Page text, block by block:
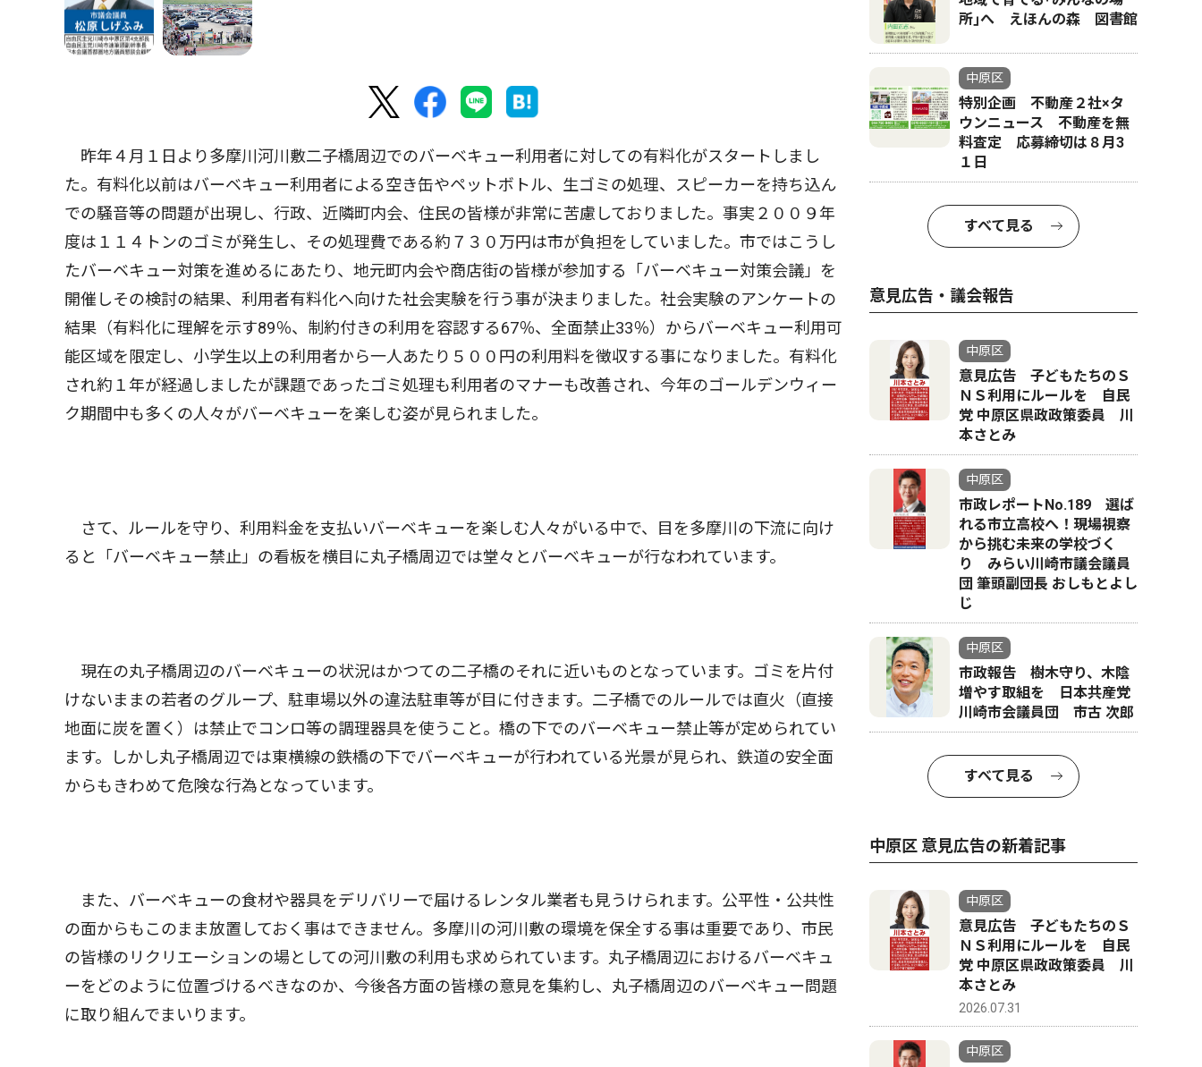
昨年４月１日より多摩川河川敷二子橋周辺でのバーベキュー利用者に対しての有料化がスタートしまし
た。有料化以前はバーベキュー利用者による空き缶やペットボトル、生ゴミの処理、スピーカーを持ち込ん
での騒音等の問題が出現し、行政、近隣町内会、住民の皆様が非常に苦慮しておりました。事実２００９年
度は１１４トンのゴミが発生し、その処理費である約７３０万円は市が負担をしていました。市ではこうし
たバーベキュー対策を進めるにあたり、地元町内会や商店街の皆様が参加する「バーベキュー対策会議」を
開催しその検討の結果、利用者有料化へ向けた社会実験を行う事が決まりました。社会実験のアンケートの
結果（有料化に理解を示す89％、制約付きの利用を容認する67％、全面禁止33％）からバーベキュー利用可
能区域を限定し、小学生以上の利用者から一人あたり５００円の利用料を徴収する事になりました。有料化
され約１年が経過しましたが課題であったゴミ処理も利用者のマナーも改善され、今年のゴールデンウィー
ク期間中も多くの人々がバーベキューを楽しむ姿が見られました。
さて、ルールを守り、利用料金を支払いバーベキューを楽しむ人々がいる中で、目を多摩川の下流に向け
ると「バーベキュー禁止」の看板を横目に丸子橋周辺では堂々とバーベキューが行なわれています。
現在の丸子橋周辺のバーベキューの状況はかつての二子橋のそれに近いものとなっています。ゴミを片付
けないままの若者のグループ、駐車場以外の違法駐車等が目に付きます。二子橋でのルールでは直火（直接
地面に炭を置く）は禁止でコンロ等の調理器具を使うこと。橋の下でのバーベキュー禁止等が定められてい
ます。しかし丸子橋周辺では東横線の鉄橋の下でバーベキューが行われている光景が見られ、鉄道の安全面
からもきわめて危険な行為となっています。
また、バーベキューの食材や器具をデリバリーで届けるレンタル業者も見うけられます。公平性・公共性
の面からもこのまま放置しておく事はできません。多摩川の河川敷の環境を保全する事は重要であり、市民
の皆様のリクリエーションの場としての河川敷の利用も求められています。丸子橋周辺におけるバーベキュ
ーをどのように位置づけるべきなのか、今後各方面の皆様の意見を集約し、丸子橋周辺のバーベキュー問題
に取り組んでまいります。
所｣へ えほんの森 図書館
中原区
特別企画 不動産２社×タ
ウンニュース 不動産を無
料査定 応募締切は８月3
１日
すべて見る
意見広告・議会報告
中原区
意見広告 子どもたちのＳ
ＮＳ利用にルールを 自民
党 中原区県政政策委員 川
本さとみ
中原区
市政レポートNo.189 選ば
れる市立高校へ！現場視察
から挑む未来の学校づく
り みらい川崎市議会議員
団 筆頭副団長 おしもとよし
じ
中原区
市政報告 樹木守り、木陰
増やす取組を 日本共産党
川崎市会議員団 市古 次郎
すべて見る
中原区 意見広告の新着記事
中原区
意見広告 子どもたちのＳ
ＮＳ利用にルールを 自民
党 中原区県政政策委員 川
本さとみ
2026.07.31
中原区